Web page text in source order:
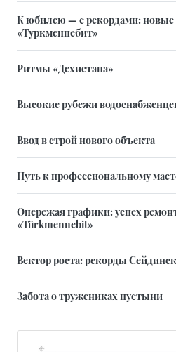
К юбилею — с рекордами: новые
«Туркменнебит»
Ритмы «Дехистана»
Высокие рубежи
Ввод в строй нового объекта
Путь к профессиональному
Опережая графики: успех
«Türkmennebit»
Вектор роста: рекорды
Забота о тружениках пустыни